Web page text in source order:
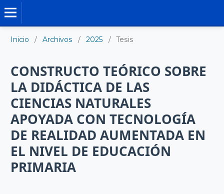
Inicio / Archivos / 2025 / Tesis
CONSTRUCTO TEÓRICO SOBRE
LA DIDÁCTICA DE LAS
CIENCIAS NATURALES
APOYADA CON TECNOLOGÍA
DE REALIDAD AUMENTADA EN
EL NIVEL DE EDUCACIÓN
PRIMARIA